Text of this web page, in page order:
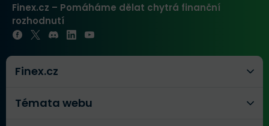
Finex.cz – Pomáháme dělat chytrá finanční
rozhodnutí
Finex.cz
Témata webu